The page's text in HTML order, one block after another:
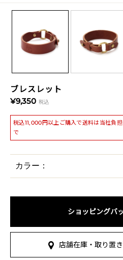
ブレスレット
¥9,350 税込
税込11,000円以上ご購入で送料は当社負
で
カラー：
ショッピングバ
店舗在庫・取り置